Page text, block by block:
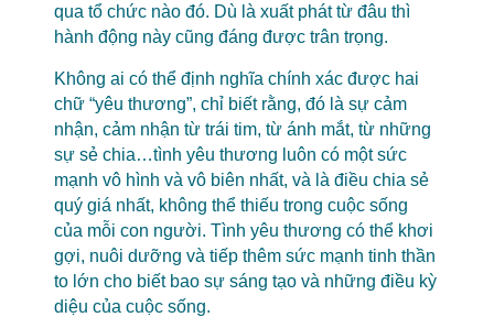
qua tổ chức nào đó. Dù là xuất phát từ đâu thì
hành động này cũng đáng được trân trọng.
Không ai có thể định nghĩa chính xác được hai
chữ “yêu thương”, chỉ biết rằng, đó là sự cảm
nhận, cảm nhận từ trái tim, từ ánh mắt, từ những
sự sẻ chia…tình yêu thương luôn có một sức
mạnh vô hình và vô biên nhất, và là điều chia sẻ
quý giá nhất, không thể thiếu trong cuộc sống
của mỗi con người. Tình yêu thương có thể khơi
gợi, nuôi dưỡng và tiếp thêm sức mạnh tinh thần
to lớn cho biết bao sự sáng tạo và những điều kỳ
diệu của cuộc sống.